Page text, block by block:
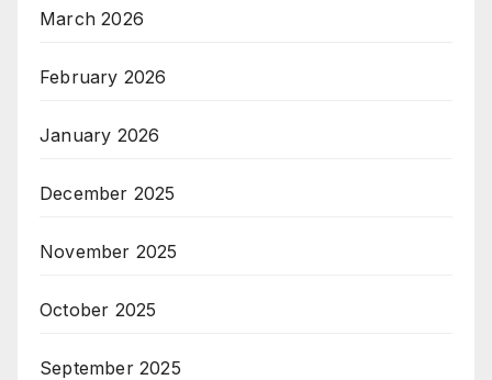
March 2026
February 2026
January 2026
December 2025
November 2025
October 2025
September 2025